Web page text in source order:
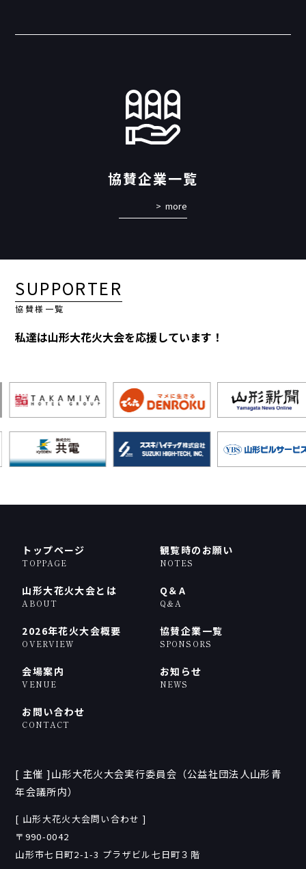
協賛企業一覧
more
SUPPORTER
協賛様一覧
私達は山形大花火大会を応援しています！
トップページ
TOPPAGE
観覧時のお願い
NOTES
山形大花火大会とは
ABOUT
Q＆A
Q＆A
2026年花火大会概要
OVERVIEW
協賛企業一覧
SPONSORS
会場案内
VENUE
お知らせ
NEWS
お問い合わせ
CONTACT
[ 主催 ]山形大花火大会実行委員会（公益社団法人山形青
年会議所内）
[ 山形大花火大会問い合わせ ]
〒990-0042
山形市七日町2-1-3 プラザビル七日町３階